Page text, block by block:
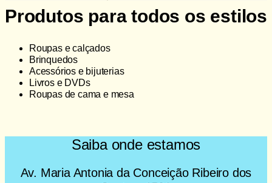
Produtos para todos os estilos
Roupas e calçados
Brinquedos
Acessórios e bijuterias
Livros e DVDs
Roupas de cama e mesa
Saiba onde estamos
Av. Maria Antonia da Conceição Ribeiro dos